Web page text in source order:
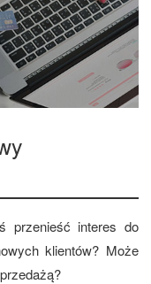
przenieść interes do
klientów? Może